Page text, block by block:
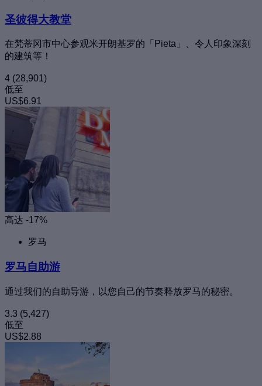
圣彼得大教堂
在梵蒂冈市中心参观米开朗基罗的「Pieta」、令人印象深刻
的建筑等！
4 (28,901)
低至
US$6.91
高达 -17%
罗马
罗马自助游
通过我们的自助导游，以您自己的节奏释放罗马的秘密。
3.3 (5,427)
低至
US$2.88